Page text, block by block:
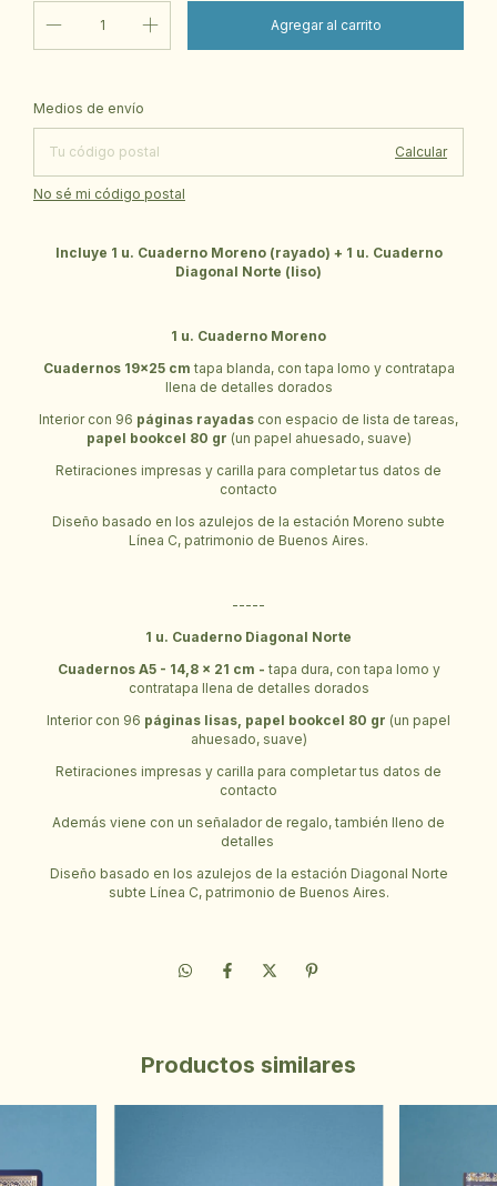
Entregas para el CP:
Medios de envío
Calcular
No sé mi código postal
Incluye 1 u. Cuaderno Moreno (rayado) + 1 u. Cuaderno
Diagonal Norte (liso)
1 u. Cuaderno Moreno
Cuadernos 19x25 cm tapa blanda, con tapa lomo y contratapa
llena de detalles dorados
Interior con 96 páginas rayadas con espacio de lista de tareas,
papel bookcel 80 gr (un papel ahuesado, suave)
Retiraciones impresas y carilla para completar tus datos de
contacto
Diseño basado en los azulejos de la estación Moreno subte
Línea C, patrimonio de Buenos Aires.
-----
1 u. Cuaderno Diagonal Norte
Cuadernos A5 - 14,8 x 21 cm - tapa dura, con tapa lomo y
contratapa llena de detalles dorados
Interior con 96 páginas lisas, papel bookcel 80 gr (un papel
ahuesado, suave)
Retiraciones impresas y carilla para completar tus datos de
contacto
Además viene con un señalador de regalo, también lleno de
detalles
Diseño basado en los azulejos de la estación Diagonal Norte
subte Línea C, patrimonio de Buenos Aires.
Productos similares